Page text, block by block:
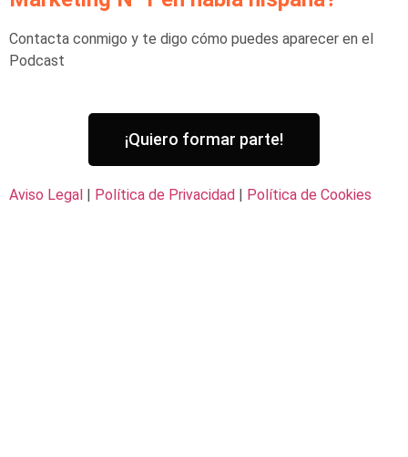
Contacta conmigo y te digo cómo puedes aparecer en el
Podcast
¡Quiero formar parte!
Aviso Legal Política de Privacidad Política de Cookies